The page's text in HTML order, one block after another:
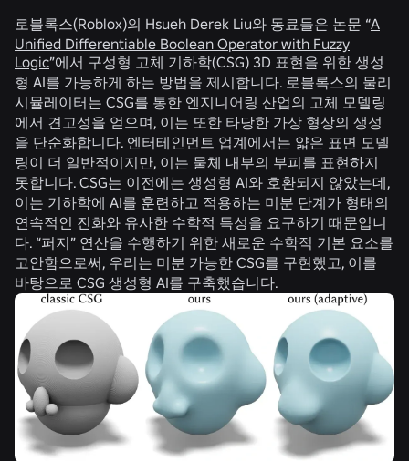
로블록스(Roblox)의 Hsueh Derek Liu와 동료들은 논문 “A
Unified Differentiable Boolean Operator with Fuzzy
Logic”에서 구성형 고체 기하학(CSG) 3D 표현을 위한 생성
형 AI를 가능하게 하는 방법을 제시합니다. 로블록스의 물리
시뮬레이터는 CSG를 통한 엔지니어링 산업의 고체 모델링
에서 견고성을 얻으며, 이는 또한 타당한 가상 형상의 생성
을 단순화합니다. 엔터테인먼트 업계에서는 얇은 표면 모델
링이 더 일반적이지만, 이는 물체 내부의 부피를 표현하지
못합니다. CSG는 이전에는 생성형 AI와 호환되지 않았는데,
이는 기하학에 AI를 훈련하고 적용하는 미분 단계가 형태의
연속적인 진화와 유사한 수학적 특성을 요구하기 때문입니
다. “퍼지” 연산을 수행하기 위한 새로운 수학적 기본 요소를
고안함으로써, 우리는 미분 가능한 CSG를 구현했고, 이를
바탕으로 CSG 생성형 AI를 구축했습니다.